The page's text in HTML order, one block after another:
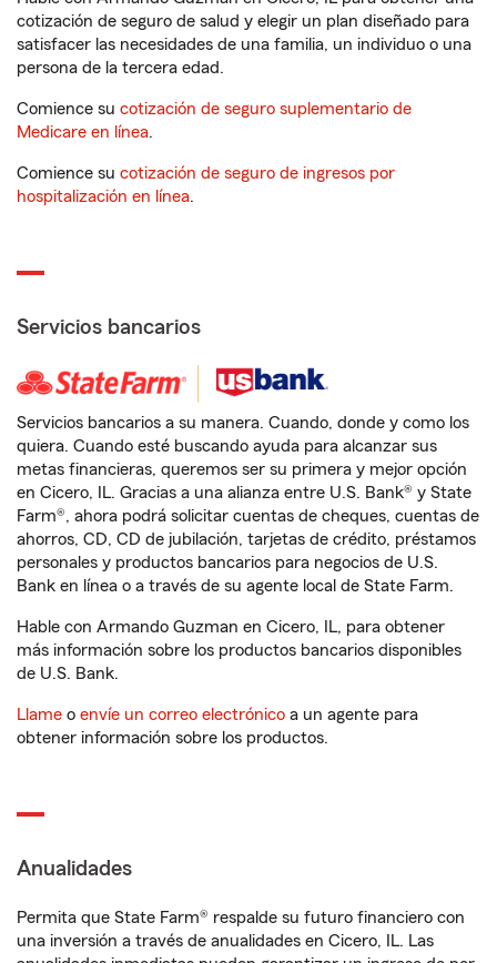
cotización de seguro de salud y elegir un plan diseñado para
satisfacer las necesidades de una familia, un individuo o una
persona de la tercera edad.
Comience su cotización de seguro suplementario de
Medicare en línea.
Comience su cotización de seguro de ingresos por
hospitalización en línea.
Servicios bancarios
Servicios bancarios a su manera. Cuando, donde y como los
quiera. Cuando esté buscando ayuda para alcanzar sus
metas financieras, queremos ser su primera y mejor opción
en Cicero, IL. Gracias a una alianza entre U.S. Bank® y State
Farm®, ahora podrá solicitar cuentas de cheques, cuentas de
ahorros, CD, CD de jubilación, tarjetas de crédito, préstamos
personales y productos bancarios para negocios de U.S.
Bank en línea o a través de su agente local de State Farm.
Hable con Armando Guzman en Cicero, IL, para obtener
más información sobre los productos bancarios disponibles
de U.S. Bank.
Llame o envíe un correo electrónico a un agente para
obtener información sobre los productos.
Anualidades
Permita que State Farm® respalde su futuro financiero con
una inversión a través de anualidades en Cicero, IL. Las